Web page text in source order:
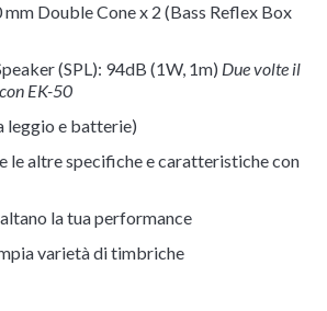
Double Cone x 2 (Bass Reflex Box
(SPL): 94dB (1W, 1m) Due volte il
EK-50
leggio e batterie)
le altre specifiche e caratteristiche con
la tua performance
varietà di timbriche